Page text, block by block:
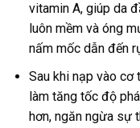
vitamin A, giúp da
luôn mềm và óng
nấm mốc dẫn đến
Sau khi nạp vào cơ
làm tăng tốc độ
hơn, ngăn ngừa sự